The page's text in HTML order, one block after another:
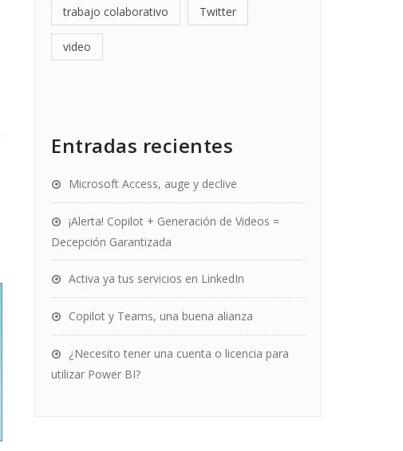
trabajo colaborativo Twitter
video
Entradas recientes
Microsoft Access, auge y declive
¡Alerta! Copilot + Generación de Videos =
Decepción Garantizada
Activa ya tus servicios en LinkedIn
Copilot y Teams, una buena alianza
¿Necesito tener una cuenta o licencia para
utilizar Power BI?